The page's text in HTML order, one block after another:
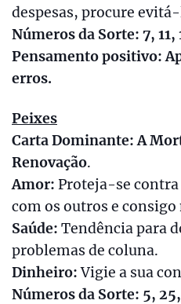
despesas, procure
Números da Sorte: 7, 11,
Pensamento positivo:
erros.
Peixes
Carta Dominante: A
Renovação.
Amor: Proteja-se
com os outros e consigo
Saúde: Tendência para
problemas de coluna.
Dinheiro:Vigie a sua
Números da Sorte: 5,